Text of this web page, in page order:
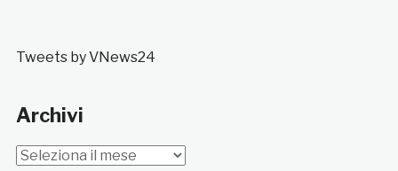
Tweets by VNews24
Archivi
Archivi